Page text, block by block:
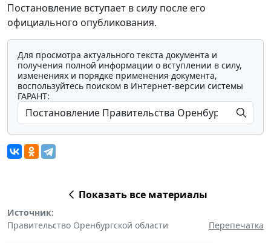
Постановление вступает в силу после его
официального опубликования.
Для просмотра актуального текста документа и
получения полной информации о вступлении в силу,
изменениях и порядке применения документа,
воспользуйтесь поиском в Интернет-версии системы
ГАРАНТ:
Показать все материалы
Источник:
Правительство Оренбургской области
Перепечатка